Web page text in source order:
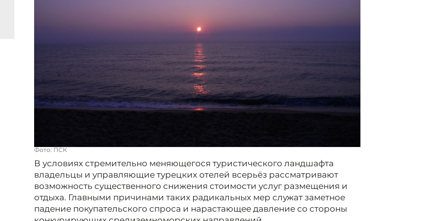
Фото: ПСК
В условиях стремительно меняющегося туристического ландшафта
владельцы и управляющие турецких отелей всерьёз рассматривают
возможность существенного снижения стоимости услуг размещения и
отдыха. Главными причинами таких радикальных мер служат заметное
падение покупательского спроса и нарастающее давление со стороны